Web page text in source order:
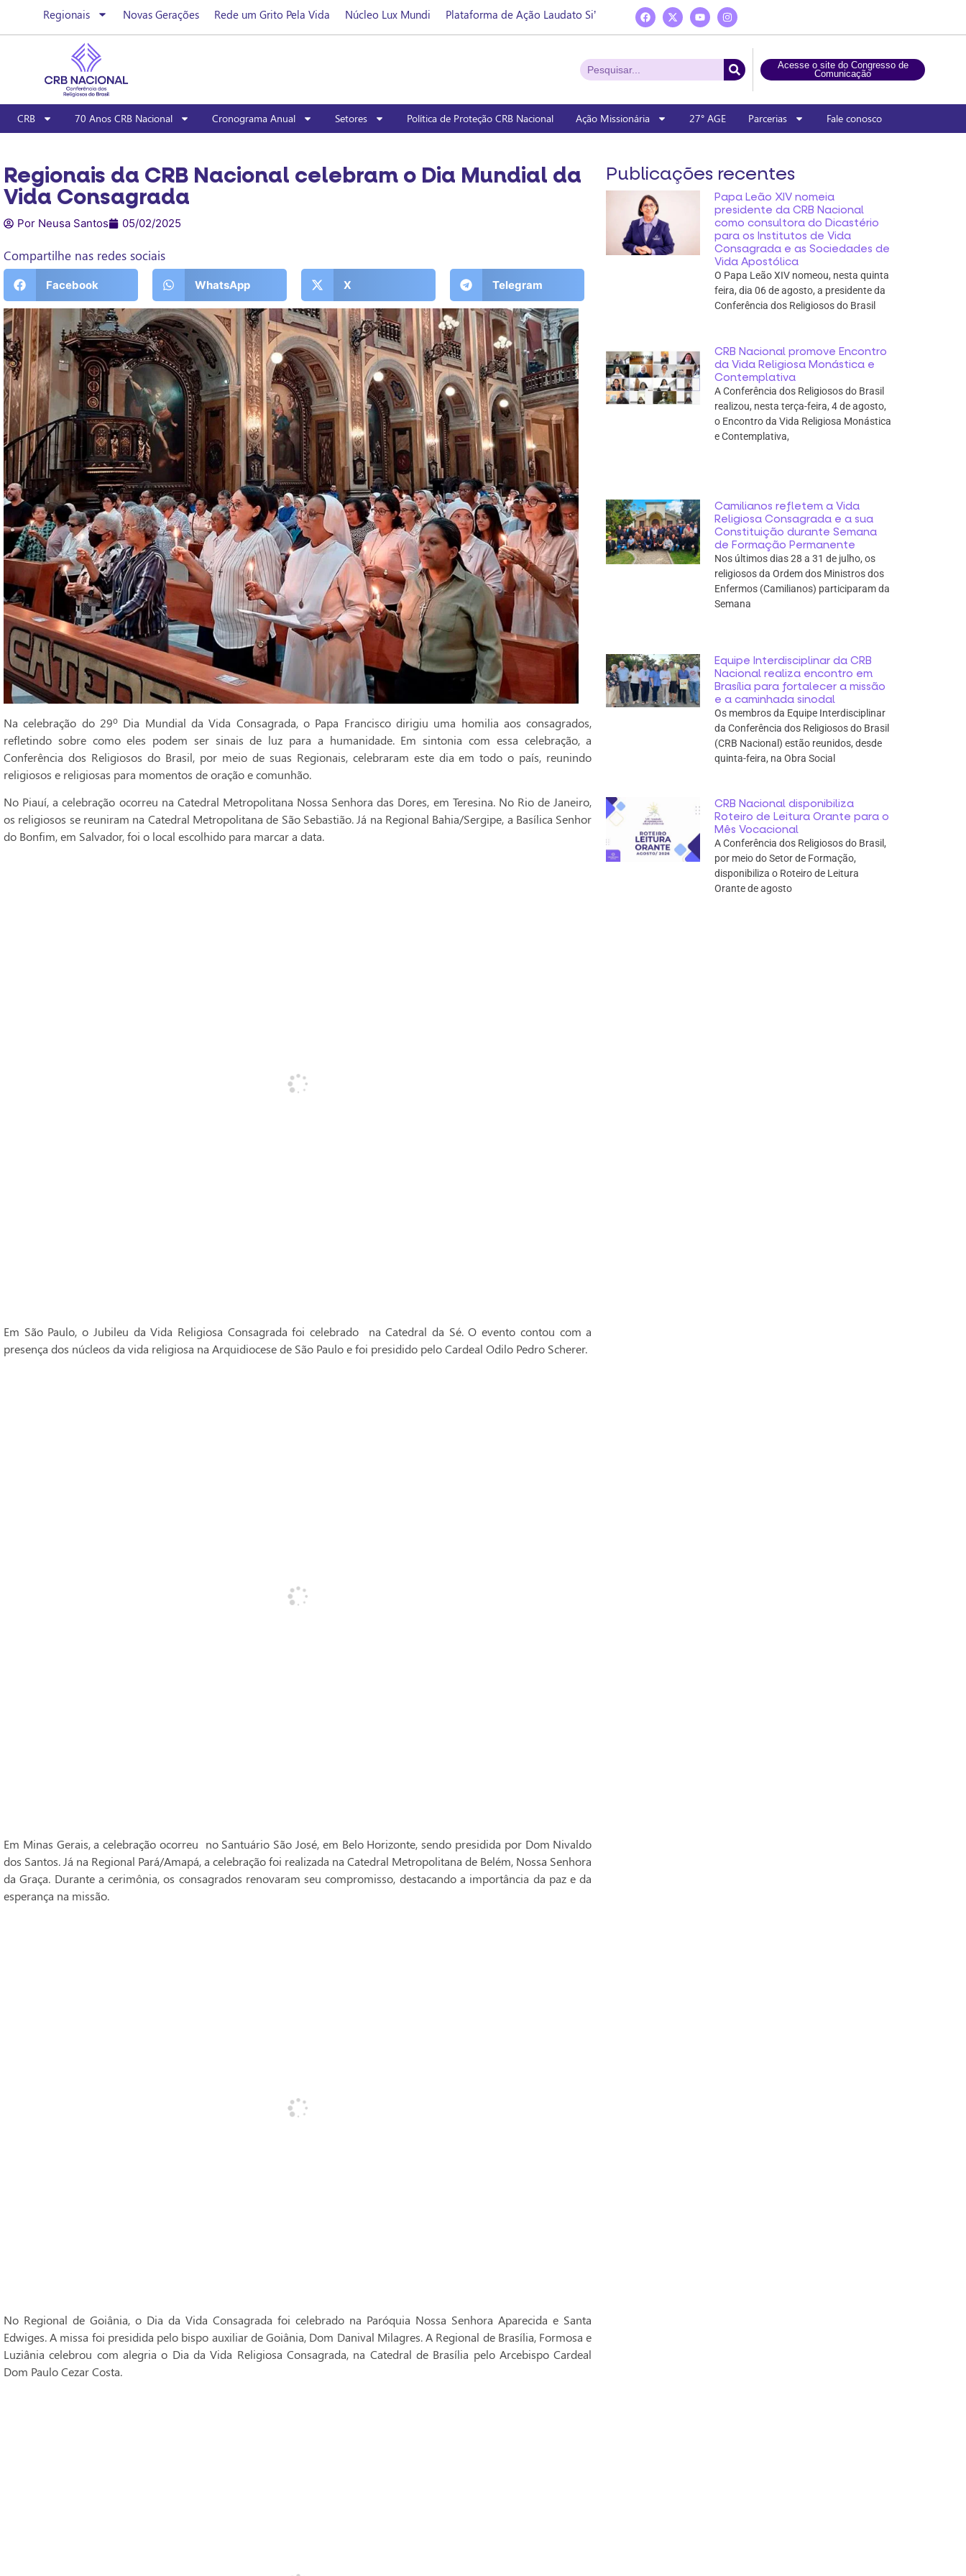
Regionais Novas Gerações Rede um Grito Pela Vida Núcleo Lux Mundi Plataforma de Ação Laudato Si’
Acesse o site do Congresso de
Comunicação
CRB 70 Anos CRB Nacional Cronograma Anual Setores Política de Proteção CRB Nacional Ação Missionária 27° AGE Parcerias Fale conosco
Regionais da CRB Nacional celebram o Dia Mundial da
Vida Consagrada
Por Neusa Santos 05/02/2025
Compartilhe nas redes sociais
Facebook WhatsApp X Telegram
Na celebração do 29º Dia Mundial da Vida Consagrada, o Papa Francisco dirigiu uma homilia aos consagrados,
refletindo sobre como eles podem ser sinais de luz para a humanidade. Em sintonia com essa celebração, a
Conferência dos Religiosos do Brasil, por meio de suas Regionais, celebraram este dia em todo o país, reunindo
religiosos e religiosas para momentos de oração e comunhão.
No Piauí, a celebração ocorreu na Catedral Metropolitana Nossa Senhora das Dores, em Teresina. No Rio de Janeiro,
os religiosos se reuniram na Catedral Metropolitana de São Sebastião. Já na Regional Bahia/Sergipe, a Basílica Senhor
do Bonfim, em Salvador, foi o local escolhido para marcar a data.
Em São Paulo, o Jubileu da Vida Religiosa Consagrada foi celebrado na Catedral da Sé. O evento contou com a
presença dos núcleos da vida religiosa na Arquidiocese de São Paulo e foi presidido pelo Cardeal Odilo Pedro Scherer.
Em Minas Gerais, a celebração ocorreu no Santuário São José, em Belo Horizonte, sendo presidida por Dom Nivaldo
dos Santos. Já na Regional Pará/Amapá, a celebração foi realizada na Catedral Metropolitana de Belém, Nossa Senhora
da Graça. Durante a cerimônia, os consagrados renovaram seu compromisso, destacando a importância da paz e da
esperança na missão.
No Regional de Goiânia, o Dia da Vida Consagrada foi celebrado na Paróquia Nossa Senhora Aparecida e Santa
Edwiges. A missa foi presidida pelo bispo auxiliar de Goiânia, Dom Danival Milagres. A Regional de Brasília, Formosa e
Luziânia celebrou com alegria o Dia da Vida Religiosa Consagrada, na Catedral de Brasília pelo Arcebispo Cardeal
Dom Paulo Cezar Costa.
Publicações recentes
Papa Leão XIV nomeia
presidente da CRB Nacional
como consultora do Dicastério
para os Institutos de Vida
Consagrada e as Sociedades de
Vida Apostólica
O Papa Leão XIV nomeou, nesta quinta
feira, dia 06 de agosto, a presidente da
Conferência dos Religiosos do Brasil
CRB Nacional promove Encontro
da Vida Religiosa Monástica e
Contemplativa
A Conferência dos Religiosos do Brasil
realizou, nesta terça-feira, 4 de agosto,
o Encontro da Vida Religiosa Monástica
e Contemplativa,
Camilianos refletem a Vida
Religiosa Consagrada e a sua
Constituição durante Semana
de Formação Permanente
Nos últimos dias 28 a 31 de julho, os
religiosos da Ordem dos Ministros dos
Enfermos (Camilianos) participaram da
Semana
Equipe Interdisciplinar da CRB
Nacional realiza encontro em
Brasília para fortalecer a missão
e a caminhada sinodal
Os membros da Equipe Interdisciplinar
da Conferência dos Religiosos do Brasil
(CRB Nacional) estão reunidos, desde
quinta-feira, na Obra Social
CRB Nacional disponibiliza
Roteiro de Leitura Orante para o
Mês Vocacional
A Conferência dos Religiosos do Brasil,
por meio do Setor de Formação,
disponibiliza o Roteiro de Leitura
Orante de agosto